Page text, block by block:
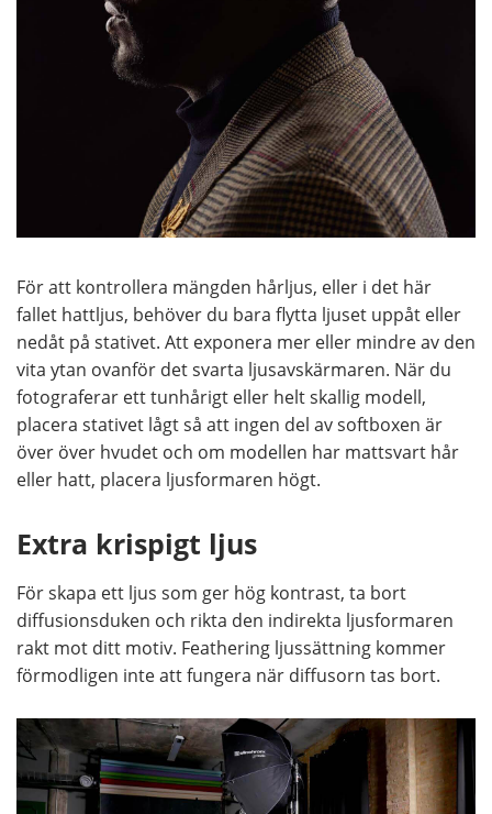
För att kontrollera mängden hårljus, eller i det här
fallet hattljus, behöver du bara flytta ljuset uppåt eller
nedåt på stativet. Att exponera mer eller mindre av den
vita ytan ovanför det svarta ljusavskärmaren. När du
fotograferar ett tunhårigt eller helt skallig modell,
placera stativet lågt så att ingen del av softboxen är
över över hvudet och om modellen har mattsvart hår
eller hatt, placera ljusformaren högt.
Extra krispigt ljus
För skapa ett ljus som ger hög kontrast, ta bort
diffusionsduken och rikta den indirekta ljusformaren
rakt mot ditt motiv. Feathering ljussättning kommer
förmodligen inte att fungera när diffusorn tas bort.